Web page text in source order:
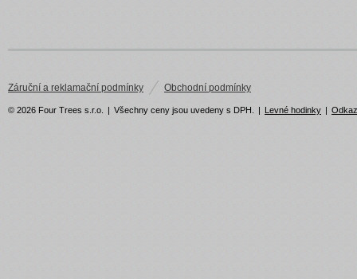
Záruční a reklamační podmínky Obchodní podmínky
© 2026 Four Trees s.r.o. Všechny ceny jsou uvedeny s DPH. Levné hodinky